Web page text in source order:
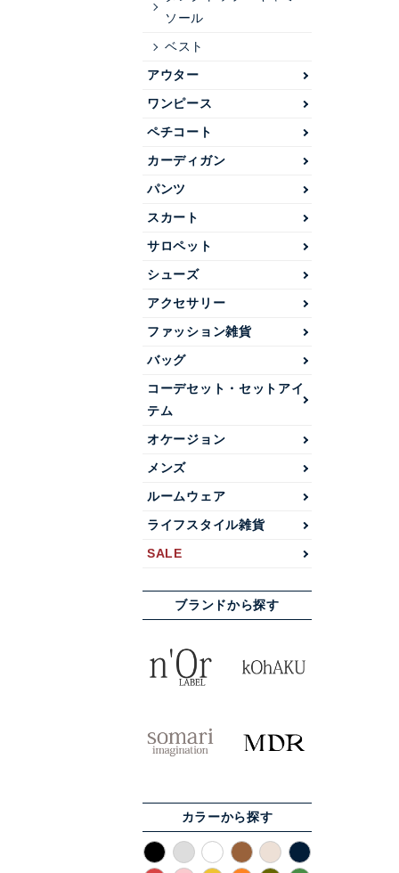
ソール
ベスト
アウター
ワンピース
ペチコート
カーディガン
パンツ
スカート
サロペット
シューズ
アクセサリー
ファッション雑貨
バッグ
コーデセット・セットアイ
テム
オケージョン
メンズ
ルームウェア
ライフスタイル雑貨
SALE
ブランドから探す
カラーから探す